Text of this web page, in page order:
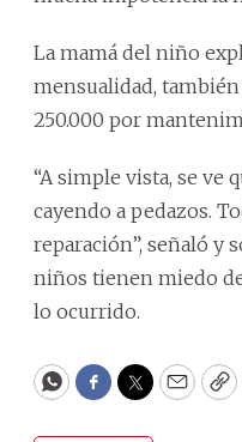
La mamá del niño
mensualidad,
250.000 por
“A simple vista, se ve
cayendo a pedazos.
reparación”, señaló y
niños tienen miedo
lo ocurrido.
WhatsApp
Facebook
Twitter
Email